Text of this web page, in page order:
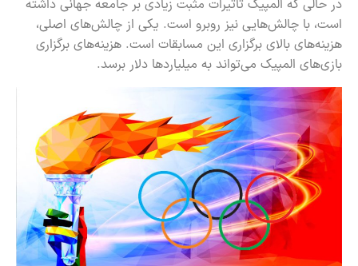
در حالی که المپیک تأثیرات مثبت زیادی بر جامعه جهانی داشته
است، با چالش‌هایی نیز روبرو است. یکی از چالش‌های اصلی،
هزینه‌های بالای برگزاری این مسابقات است. هزینه‌های برگزاری
بازی‌های المپیک می‌تواند به میلیاردها دلار برسد.